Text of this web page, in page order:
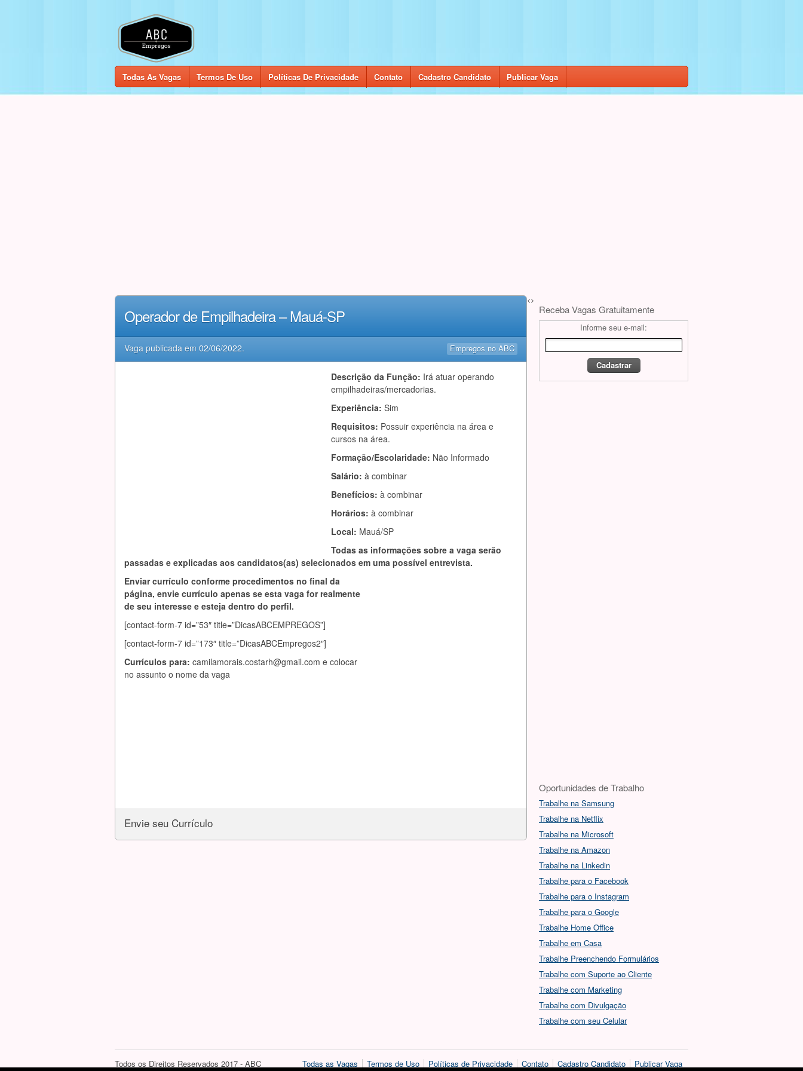
Todas As Vagas Termos De Uso Políticas De Privacidade Contato Cadastro Candidato Publicar Vaga
<>
Operador de Empilhadeira – Mauá-SP
Empregos no ABC
Vaga publicada em 02/06/2022.
Descrição da Função: Irá atuar operando
empilhadeiras/mercadorias.
Experiência: Sim
Requisitos: Possuir experiência na área e
cursos na área.
Formação/Escolaridade: Não Informado
Salário: à combinar
Benefícios: à combinar
Horários: à combinar
Local: Mauá/SP
Todas as informações sobre a vaga serão
passadas e explicadas aos candidatos(as) selecionados em uma possível entrevista.
Enviar currículo conforme procedimentos no final da
página, envie currículo apenas se esta vaga for realmente
de seu interesse e esteja dentro do perfil.
[contact-form-7 id=”53″ title=”DicasABCEMPREGOS”]
[contact-form-7 id=”173″ title=”DicasABCEmpregos2″]
Currículos para: camilamorais.costarh@gmail.com e colocar
no assunto o nome da vaga
Envie seu Currículo
Receba Vagas Gratuitamente
Informe seu e-mail:
Oportunidades de Trabalho
Trabalhe na Samsung
Trabalhe na Netflix
Trabalhe na Microsoft
Trabalhe na Amazon
Trabalhe na Linkedin
Trabalhe para o Facebook
Trabalhe para o Instagram
Trabalhe para o Google
Trabalhe Home Office
Trabalhe em Casa
Trabalhe Preenchendo Formulários
Trabalhe com Suporte ao Cliente
Trabalhe com Marketing
Trabalhe com Divulgação
Trabalhe com seu Celular
Todas as Vagas Termos de Uso Políticas de Privacidade Contato Cadastro Candidato Publicar Vaga
Todos os Direitos Reservados 2017 - ABC